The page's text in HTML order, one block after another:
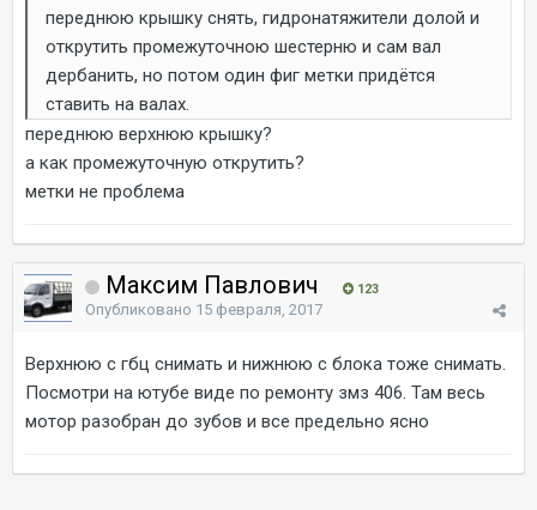
переднюю крышку снять, гидронатяжители долой и
открутить промежуточною шестерню и сам вал
дербанить, но потом один фиг метки придётся
ставить на валах.
переднюю верхнюю крышку?
а как промежуточную открутить?
метки не проблема
Максим Павлович 123
Опубликовано 15 февраля, 2017
Верхнюю с гбц снимать и нижнюю с блока тоже снимать.
Посмотри на ютубе виде по ремонту змз 406. Там весь
мотор разобран до зубов и все предельно ясно